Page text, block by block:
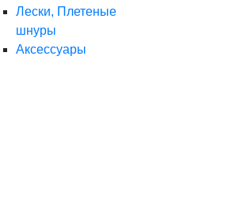
Лески, Плетеные
шнуры
Аксессуары